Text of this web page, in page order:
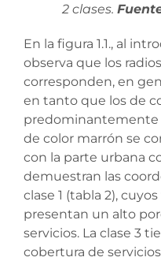
2 clases.
En la figura 1.1., al
observa que los
corresponden, en
en tanto que los de
predominantemente
de color marrón se
con la parte urbana
demuestran las
clase 1 (tabla 2),
presentan un alto
servicios. La clase 3
cobertura de